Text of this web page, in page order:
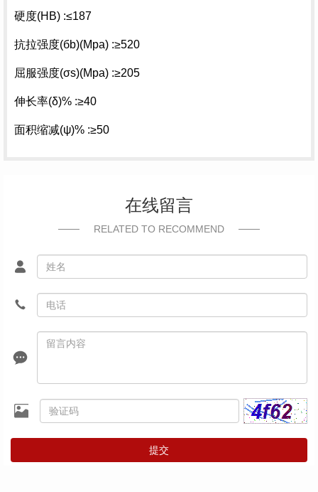
硬度(HB) :≤187
抗拉强度(бb)(Mpa) :≥520
屈服强度(σs)(Mpa) :≥205
伸长率(δ)% :≥40
面积缩减(ψ)% :≥50
在线留言
RELATED TO RECOMMEND
提交